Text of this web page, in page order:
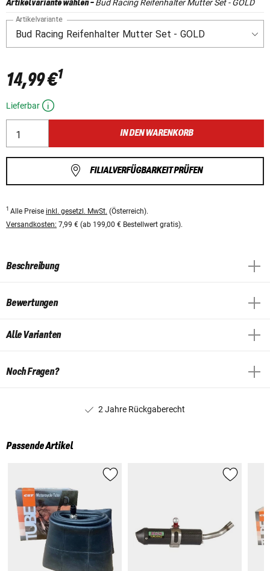
Artikelvariante wählen-Bud Racing Reifenhalter Mutter Set - GOLD
Artikelvariante
14,99 €1
Lieferbar
IN DEN WARENKORB
FILIALVERFÜGBARKEIT PRÜFEN
1 Alle Preise inkl. gesetzl. MwSt. (Österreich).
Versandkosten: 7,99 € (ab 199,00 € Bestellwert gratis).
Beschreibung
Bewertungen
Alle Varianten
Noch Fragen?
2 Jahre Rückgaberecht
Passende Artikel